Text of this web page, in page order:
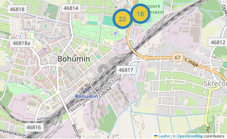
18
22
Leaflet|©OpenStreetMapcontributors